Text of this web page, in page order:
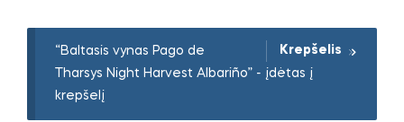
Krepšelis
“Baltasis vynas Pago de
Tharsys Night Harvest Albariño” - įdėtas į
krepšelį